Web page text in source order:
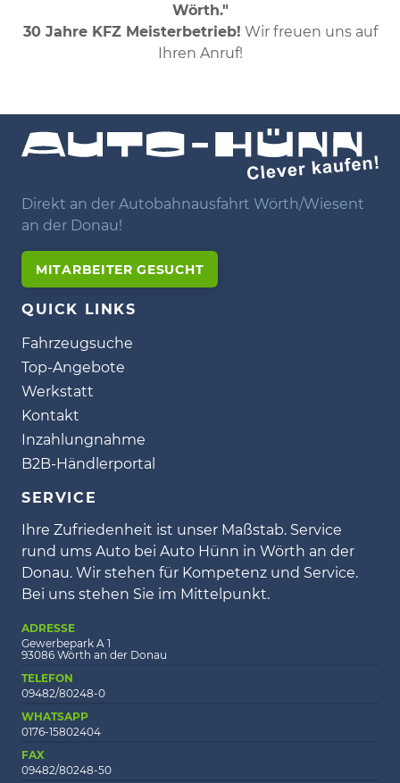
Wörth."
30 Jahre KFZ Meisterbetrieb! Wir freuen uns auf
Ihren Anruf!
Direkt an der Autobahnausfahrt Wörth/Wiesent
an der Donau!
MITARBEITER GESUCHT
QUICK LINKS
Fahrzeugsuche
Top-Angebote
Werkstatt
Kontakt
Inzahlungnahme
B2B-Händlerportal
SERVICE
Ihre Zufriedenheit ist unser Maßstab. Service
rund ums Auto bei Auto Hünn in Wörth an der
Donau. Wir stehen für Kompetenz und Service.
Bei uns stehen Sie im Mittelpunkt.
ADRESSE
Gewerbepark A 1
93086 Wörth an der Donau
TELEFON
09482/80248-0
WHATSAPP
0176-15802404
FAX
09482/80248-50